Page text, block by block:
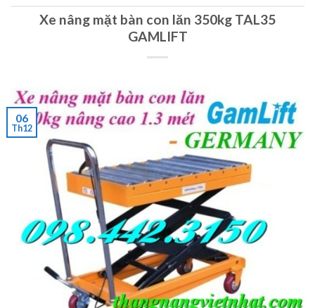
Xe nâng mặt bàn con lăn 350kg TAL35
GAMLIFT
06
Th12